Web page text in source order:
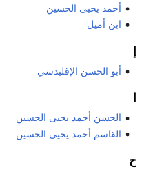
أحمد يحيى الحسين
ابن أميل
أبو الحسن الإقليدسي
الحسن أحمد يحيى الحسين
القاسم أحمد يحيى الحسين
ح